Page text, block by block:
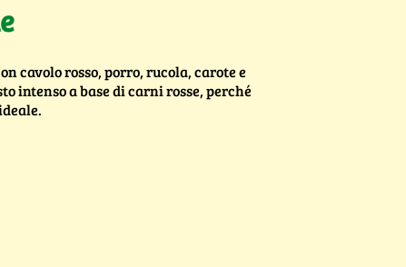
cavolo rosso, porro, rucola, carote e
intenso a base di carni rosse, perché